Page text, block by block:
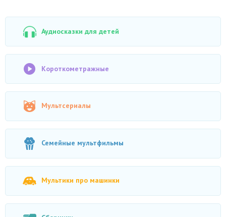
Аудиосказки для детей
Короткометражные
Мультсериалы
Семейные мультфильмы
Мультики про машинки